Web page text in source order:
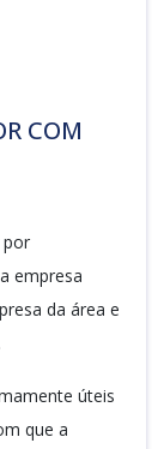
COM
por
empresa
da área e
úteis
que a